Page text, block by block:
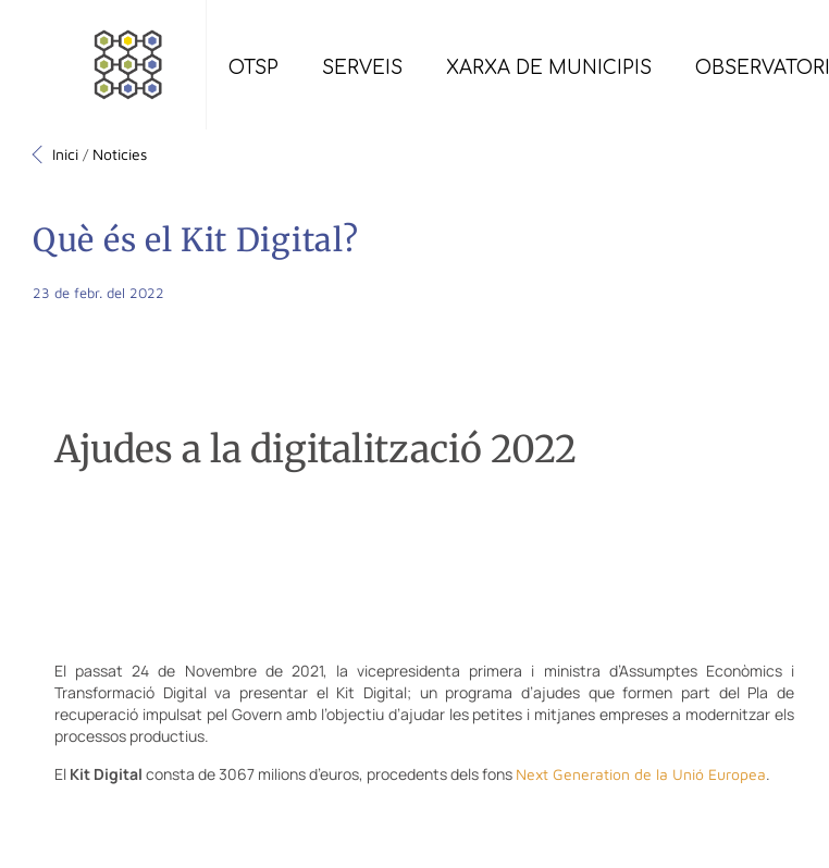
OTSP SERVEIS XARXA DE MUNICIPIS OBSERVATORI
Inici / Noticies
Què és el Kit Digital?
23 de febr. del 2022
Ajudes a la digitalització 2022
El passat 24 de Novembre de 2021, la vicepresidenta primera i ministra d’Assumptes Econòmics i
Transformació Digital va presentar el Kit Digital; un programa d’ajudes que formen part del Pla de
recuperació impulsat pel Govern amb l’objectiu d’ajudar les petites i mitjanes empreses a modernitzar els
processos productius.
El Kit Digital consta de 3067 milions d’euros, procedents dels fons Next Generation de la Unió Europea.